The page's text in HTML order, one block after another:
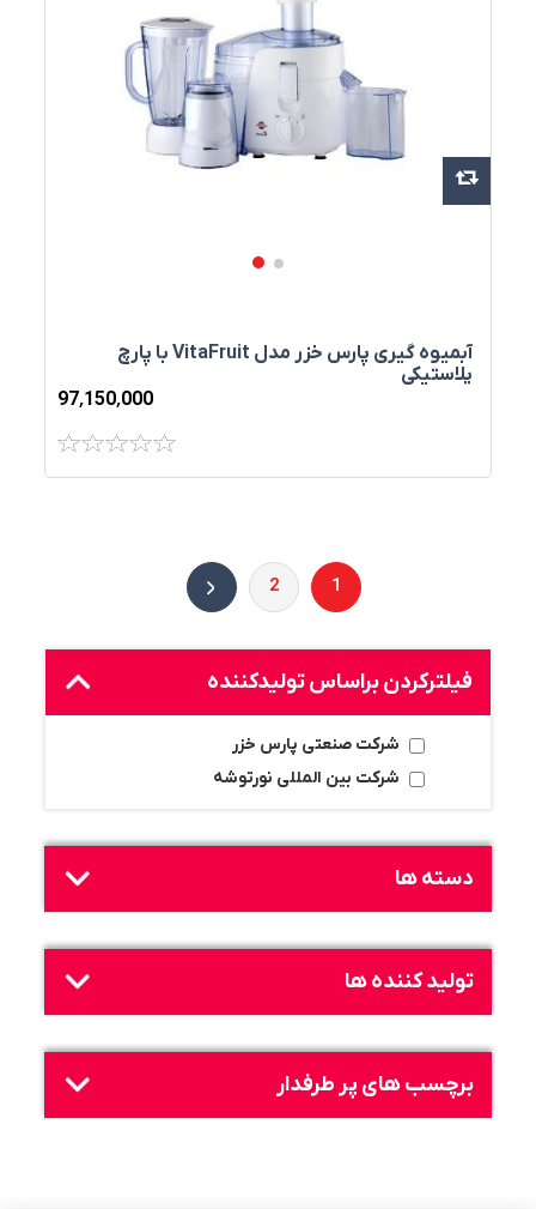
آبمیوه گیری پارس خزر مدل VitaFruit با پارچ
پلاستیکی
97٬150٬000
1
2
فیلترکردن براساس تولید‌کننده
شرکت صنعتی پارس خزر
شرکت بین المللی نورتوشه
دسته ها
تولید کننده ها
برچسب های پر طرفدار